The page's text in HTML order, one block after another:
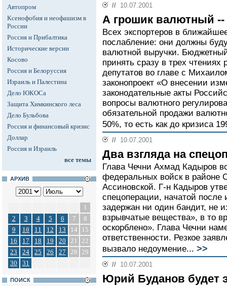
Автопром
Ксенофобия и неофашизм в
России
Россия и Прибалтика
Исторические версии
Косово
Россия и Белоруссия
Израиль и Палестина
Дело ЮКОСа
Защита Химкинского леса
Дело Бульбова
Россия и финансовый кризис
Доллар
Россия и Израиль
все темы
АРХИВ
1
2
3 4 5 6 7
8
9
10 11 12 13 14
15
16
17 18 19 20 21
22
23
24 25 26 27 28 29
30
31
ПОИСК
// 10.07.2001
А грошик валютный --
Всех экспортеров в
послабление: они должны
валютной выручки.
принять сразу в трех чтениях
депутатов во главе с
законопроект «О внесении
законодательные акты
вопросы валютного
обязательной продажи
50%, то есть как до кризиса
// 10.07.2001
Два взгляда на
Глава Чечни Ахмад Кадыров
федеральных войск в районе
Ассиновской. Г-н Кадыров
спецоперации, начатой после
задержан ни один бандит, не
взрывчатые вещества», в то
оскорблено». Глава Чечни
ответственности. Резкое
вызвало недоумение... >>
// 10.07.2001
Юрий Буданов будет